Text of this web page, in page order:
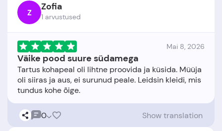
Z Zofia
1 arvustused
Mai 8, 2026
Väike pood suure südamega
Tartus kohapeal oli lihtne proovida ja küsida. Müüja
oli siiras ja aus, ei surunud peale. Leidsin kleidi, mis
0 Show translation